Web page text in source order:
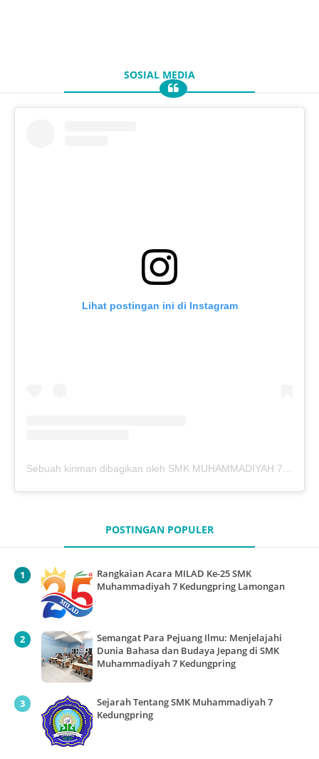
SOSIAL MEDIA
Lihat postingan ini di Instagram
POSTINGAN POPULER
Rangkaian Acara MILAD Ke-25 SMK
Muhammadiyah 7 Kedungpring Lamongan
Semangat Para Pejuang Ilmu: Menjelajahi
Dunia Bahasa dan Budaya Jepang di SMK
Muhammadiyah 7 Kedungpring
Sejarah Tentang SMK Muhammadiyah 7
Kedungpring